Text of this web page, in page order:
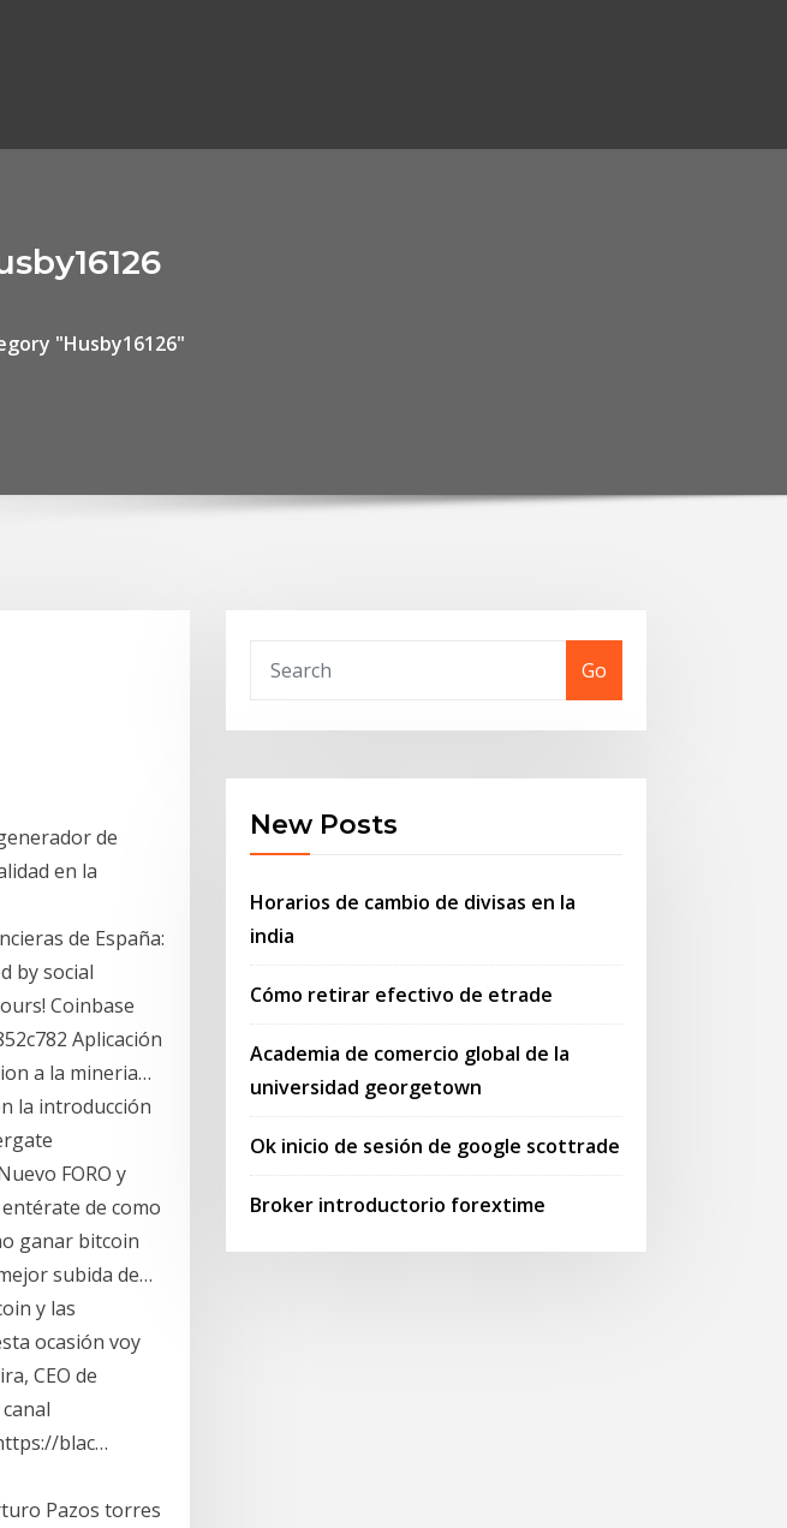
"Husby16126"
de
en la
de España:
by social
Coinbase
Aplicación
a la mineria…
la introducción
FORO y
de como
ganar bitcoin
subida de…
y las
ocasión voy
CEO de
blac…
Pazos torres
Go
New Posts
Horarios de cambio de divisas en la
india
Cómo retirar efectivo de etrade
Academia de comercio global de la
universidad georgetown
Ok inicio de sesión de google scottrade
Broker introductorio forextime